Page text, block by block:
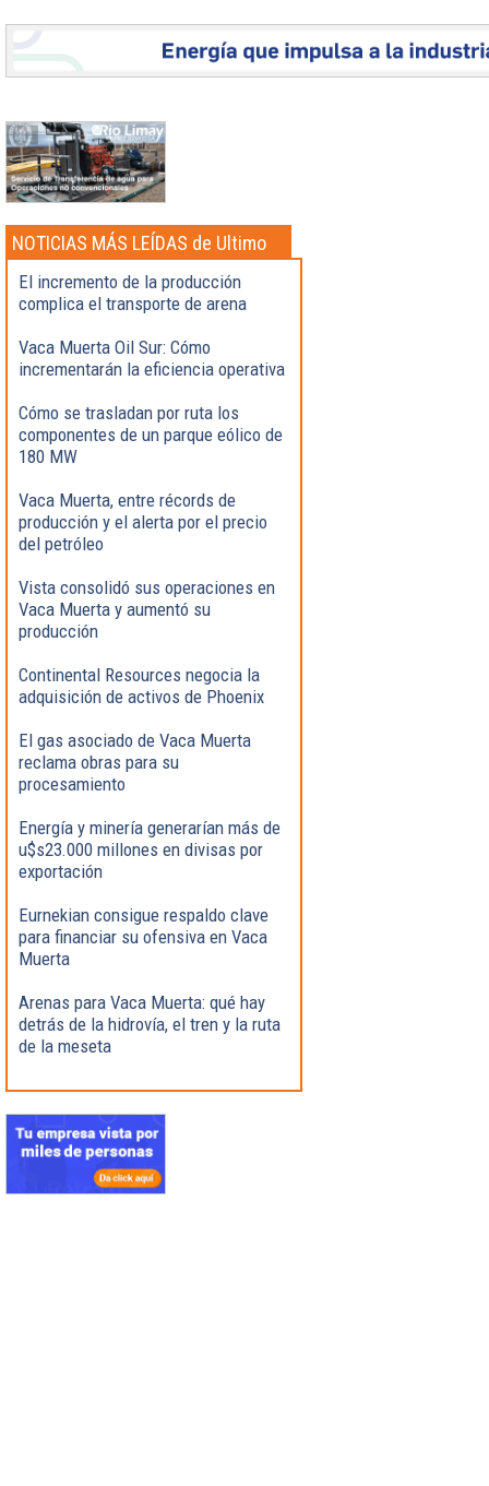
NOTICIAS MÁS LEÍDAS de Ultimo
momento
El incremento de la producción
complica el transporte de arena
Vaca Muerta Oil Sur: Cómo
incrementarán la eficiencia operativa
Cómo se trasladan por ruta los
componentes de un parque eólico de
180 MW
Vaca Muerta, entre récords de
producción y el alerta por el precio
del petróleo
Vista consolidó sus operaciones en
Vaca Muerta y aumentó su
producción
Continental Resources negocia la
adquisición de activos de Phoenix
El gas asociado de Vaca Muerta
reclama obras para su
procesamiento
Energía y minería generarían más de
u$s23.000 millones en divisas por
exportación
Eurnekian consigue respaldo clave
para financiar su ofensiva en Vaca
Muerta
Arenas para Vaca Muerta: qué hay
detrás de la hidrovía, el tren y la ruta
de la meseta